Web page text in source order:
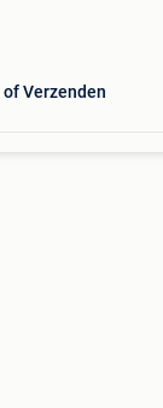
Verzenden